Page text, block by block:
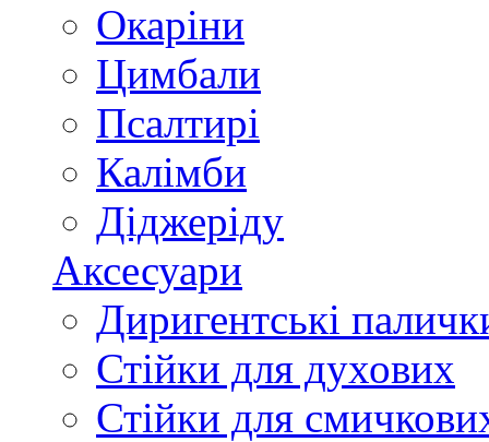
Окаріни
Цимбали
Псалтирі
Калімби
Діджеріду
Аксесуари
Диригентські
Стійки для духових
Стійки для